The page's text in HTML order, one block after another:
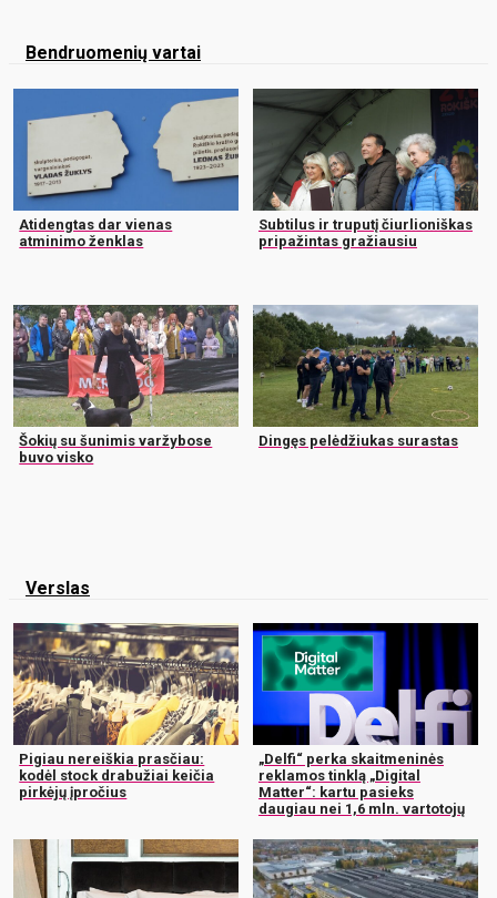
Bendruomenių vartai
Atidengtas dar vienas
atminimo ženklas
Subtilus ir truputį čiurlioniškas
pripažintas gražiausiu
Šokių su šunimis varžybose
buvo visko
Dingęs pelėdžiukas surastas
Verslas
Pigiau nereiškia prasčiau:
kodėl stock drabužiai keičia
pirkėjų įpročius
„Delfi“ perka skaitmeninės
reklamos tinklą „Digital
Matter“: kartu pasieks
daugiau nei 1,6 mln. vartotojų